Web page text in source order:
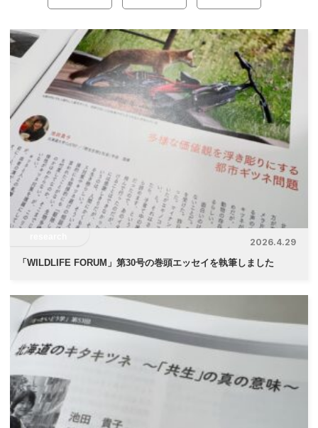
ビ
ー
シ
ョ
ン
2026.4.29
「 WILDLIFE FORUM」第30号の巻頭エッセイを執筆しました